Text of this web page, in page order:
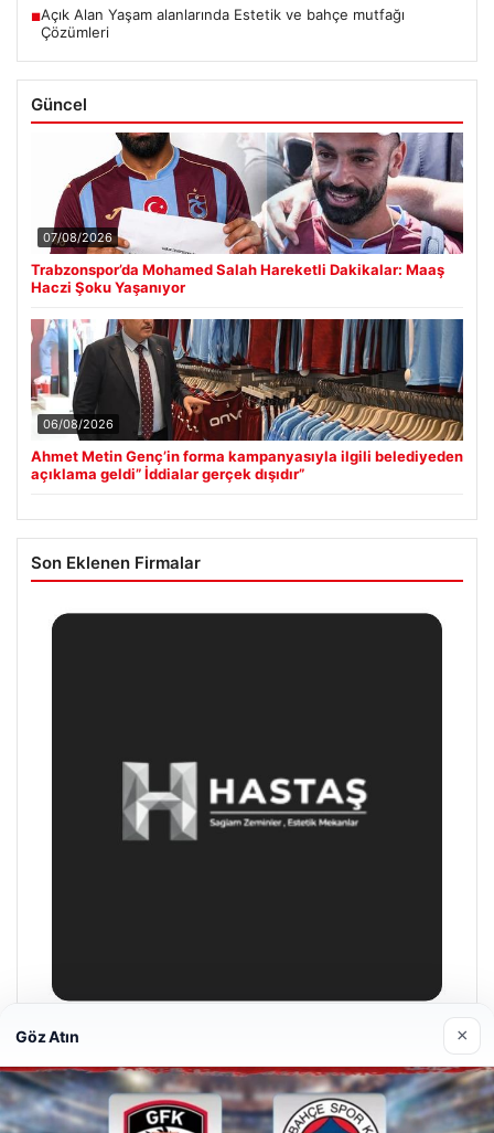
■Açık Alan Yaşam alanlarında Estetik ve bahçe mutfağı
Çözümleri
Güncel
07/08/2026
Trabzonspor’da Mohamed Salah Hareketli Dakikalar: Maaş
Haczi Şoku Yaşanıyor
06/08/2026
Ahmet Metin Genç’in forma kampanyasıyla ilgili belediyeden
açıklama geldi” İddialar gerçek dışıdır”
Son Eklenen Firmalar
Hastaş Beton
26/05/2026
Göz Atın ×